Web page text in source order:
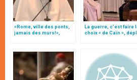
«Rome, ville des ponts,
jamais des murs!»,
complète)
La guerre, c’est faire
choix « de Caïn »,